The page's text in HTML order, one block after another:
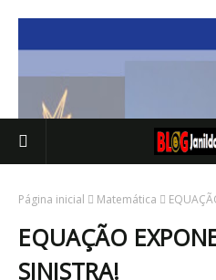
Página inicial Matemática
EQUAÇÃO
SINISTRA!